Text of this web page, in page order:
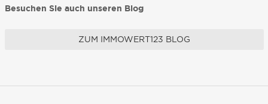
Besuchen Sie auch unseren Blog
ZUM IMMOWERT123 BLOG